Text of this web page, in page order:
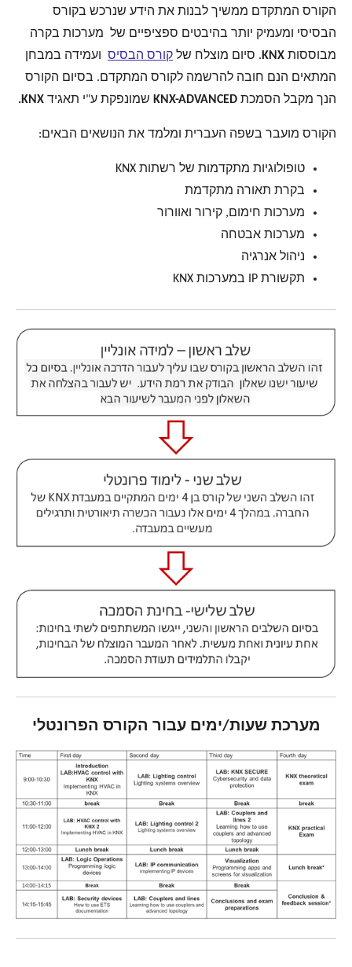
הקורס המתקדם ממשיך לבנות את הידע שנרכש בקורס
הבסיסי ומעמיק יותר בהיבטים ספציפיים של מערכות בקרה
מבוססות KNX. סיום מוצלח של קורס הבסיס ועמידה במבחן
המתאים הנם חובה להרשמה לקורס המתקדם. בסיום הקורס
הנך מקבל הסמכת KNX-ADVANCED שמונפקת ע"י תאגיד KNX.
הקורס מועבר בשפה העברית ומלמד את הנושאים הבאים:
טופולוגיות מתקדמות של רשתות KNX
בקרת תאורה מתקדמת
מערכות חימום, קירור ואוורור
מערכות אבטחה
ניהול אנרגיה
תקשורת IP במערכות KNX
מערכת שעות/ימים עבור הקורס הפרונטלי